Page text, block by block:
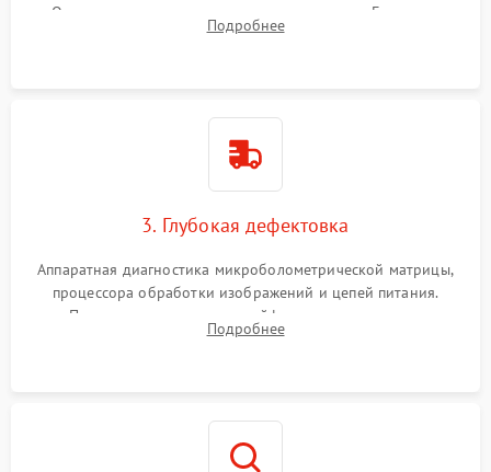
Очистка внутренних плат от окислов и пыли. Бережная
обработка германиевого объектива специализированными
Подробнее
3. Глубокая дефектовка
Аппаратная диагностика микроболометрической матрицы,
процессора обработки изображений и цепей питания.
Проверка целостности шлейфов, модуля памяти и
интерфейсов связи. Выявление сгоревших SMD-компонентов
Подробнее